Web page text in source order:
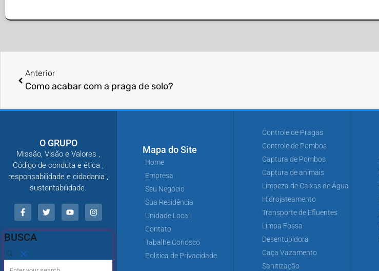
Anterior
Como acabar com a praga de solo?
O GRUPO
Missão, Visão e Valores ,
Código de conduta e ética ,
responsabilidade e cidadania ,
sustentabilidade.
BUSCA
Mapa do Site
Home
Empresa
Seu Negócio
Sua Residência
Unidade Local
Contato
Tabalhe Conosco
Politica de Privacidade
Controle de Pragas
Controle de Pombos
Captura de Pombos
Captura de animais
Limpeza de Caixas de Água
Hidrojateamento
Transporte de Efluentes
Limpa Fossa
Desentupidora
Caça Vazamento
Sanitização